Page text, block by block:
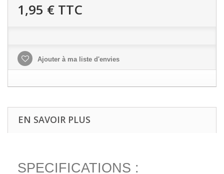
1,95 € TTC
Ajouter à ma liste d'envies
EN SAVOIR PLUS
SPECIFICATIONS :